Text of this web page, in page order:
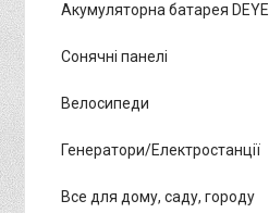
Акумуляторна батарея DEYE
Сонячні панелі
Велосипеди
Генератори/Електростанції
Все для дому, саду, городу